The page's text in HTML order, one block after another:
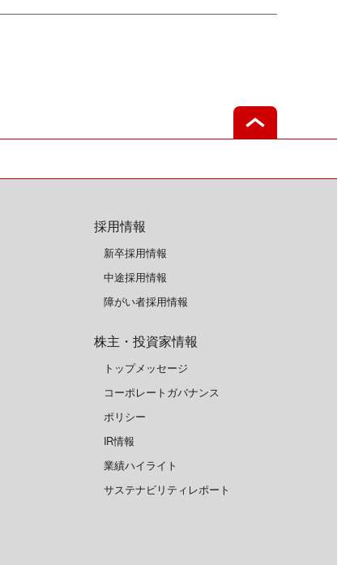
採用情報
新卒採用情報
中途採用情報
障がい者採用情報
株主・投資家情報
トップメッセージ
コーポレートガバナンス
ポリシー
IR情報
業績ハイライト
サステナビリティレポート